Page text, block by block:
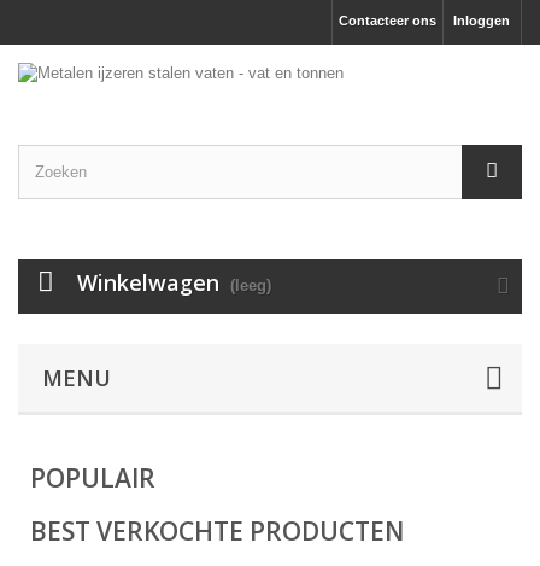
Inloggen
Contacteer ons
Winkelwagen (leeg)
MENU
POPULAIR
BEST VERKOCHTE PRODUCTEN